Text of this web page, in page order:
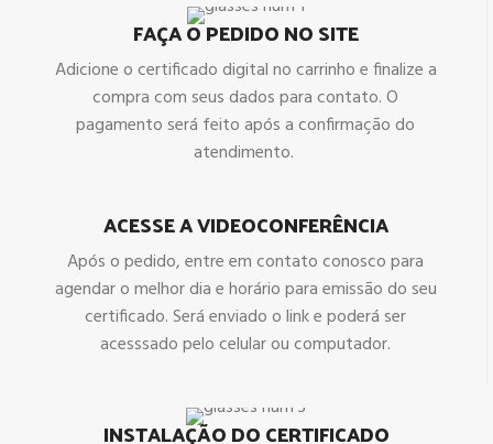
FAÇA O PEDIDO NO SITE
Adicione o certificado digital no carrinho e finalize a
compra com seus dados para contato. O
pagamento será feito após a confirmação do
atendimento.
ACESSE A VIDEOCONFERÊNCIA
Após o pedido, entre em contato conosco para
agendar o melhor dia e horário para emissão do seu
certificado. Será enviado o link e poderá ser
acesssado pelo celular ou computador.
INSTALAÇÃO DO CERTIFICADO